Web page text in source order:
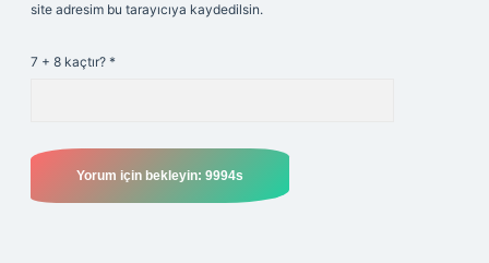
site adresim bu tarayıcıya kaydedilsin.
7 + 8 kaçtır? *